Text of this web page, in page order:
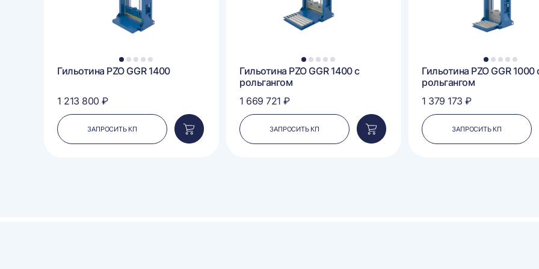
1 2 3 4 5
Гильотина PZO GGR 1400
1 213 800 ₽
ЗАПРОСИТЬ КП
Добавить
в
1 2 3 4 5
Гильотина PZO GGR 1400 с
рольгангом
1 669 721 ₽
ЗАПРОСИТЬ КП
Добавить
в
1 2 3 4 5
Гильотина PZO GGR 1000
рольгангом
1 379 173 ₽
ЗАПРОСИТЬ КП